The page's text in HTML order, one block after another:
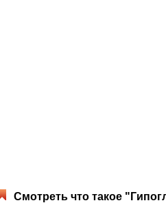
Смотреть что такое